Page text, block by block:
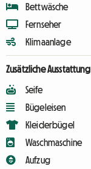
Bettwäsche
Fernseher
Klimaanlage
Zusätzliche Ausstattung
Seife
Bügeleisen
Kleiderbügel
Waschmaschine
Aufzug